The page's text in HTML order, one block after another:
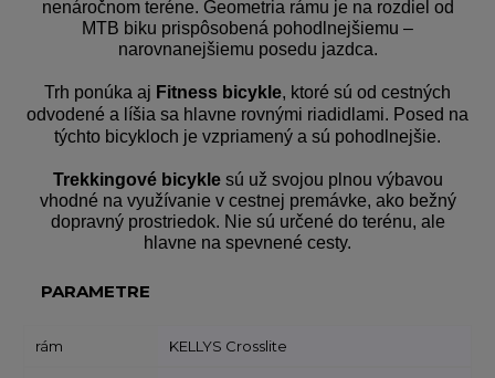
nenáročnom teréne. Geometria rámu je na rozdiel od
MTB biku prispôsobená pohodlnejšiemu –
narovnanejšiemu posedu jazdca.
Trh ponúka aj Fitness bicykle, ktoré sú od cestných
odvodené a líšia sa hlavne rovnými riadidlami. Posed na
týchto bicykloch je vzpriamený a sú pohodlnejšie.
Trekkingové bicyklesú už svojou plnou výbavou
vhodné na využívanie v cestnej premávke, ako bežný
dopravný prostriedok. Nie sú určené do terénu, ale
hlavne na spevnené cesty.
PARAMETRE
rám KELLYS Crosslite